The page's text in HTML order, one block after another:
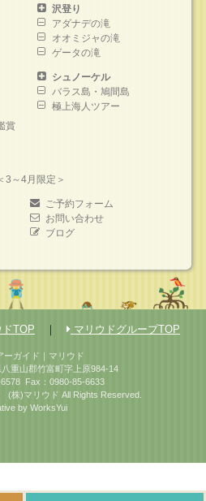
賞
沢登り
アダナデの滝
オオミジャの滝
ゲータの滝
シュノーケル
バラス島・鳩間島
極上海人ツアー
3～4月限定＞
ご予約フォーム
お問い合わせ
ブログ
TOP ｜ マリウドグループTOP
ーガイド｜マリウド
重山郡竹富町字上原984-14
Fax：0980-85-6633
(株)マリウド All Rights Reserved.
by WorksYui